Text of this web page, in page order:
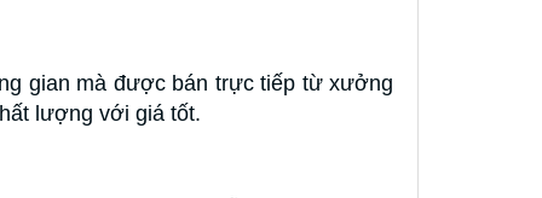
gian mà được bán trực tiếp từ xưởng
lượng với giá tốt.